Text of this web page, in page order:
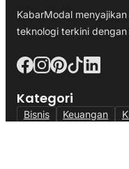
KabarModal
teknologi terkini
Kategori
Bisnis Keuangan